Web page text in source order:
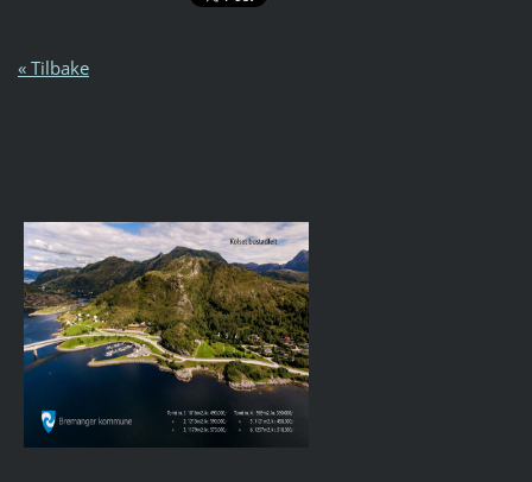
« Tilbake